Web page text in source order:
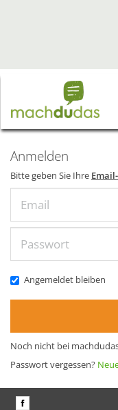
Anmelden
Bitte geben Sie Ihre
Angemeldet bleiben
Noch nicht bei
Passwort vergessen?